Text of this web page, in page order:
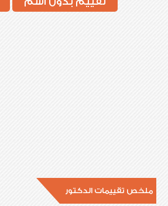
ملخص تقييمات الدكتور